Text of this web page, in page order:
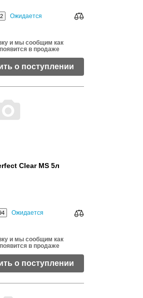
Ожидается
и мы сообщим как
в продаже
о поступлении
Clear MS 5л
Ожидается
и мы сообщим как
в продаже
о поступлении